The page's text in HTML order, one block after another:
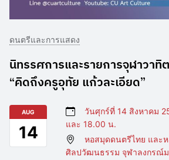
ดนตรีและการแสดง
นิทรรศการและรายการจุฬาวาทิ
“คิดถึงครูอุทัย แก้วละเอียด”
AUG
14
วันศุกร์ที่ 14 สิงหาคม
และ 18.00 น.
หอสมุดดนตรีไทย และ
ศิลปวัฒนธรรม จุฬาลงกรณ์ม